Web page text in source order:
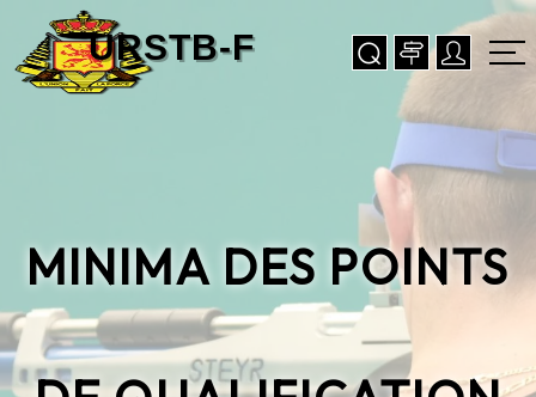
MINIMA DES POINTS